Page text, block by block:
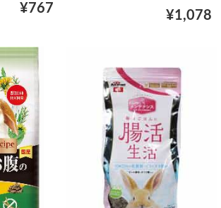
¥767
¥1,078